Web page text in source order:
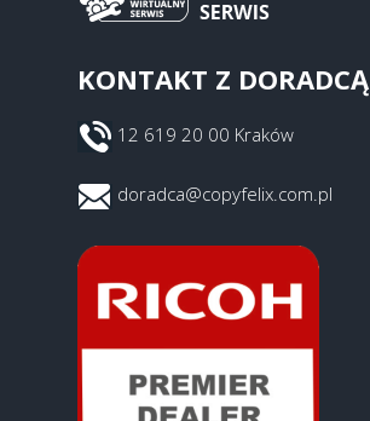
KONTAKT Z DORADCĄ
12 619 20 00 Kraków
doradca@copyfelix.com.pl